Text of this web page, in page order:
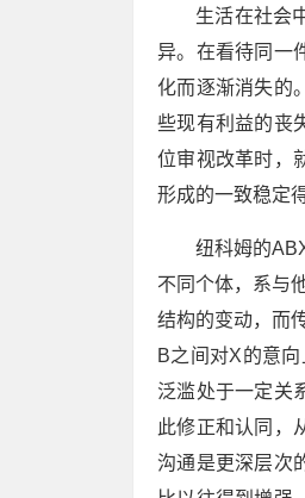
生活在社会
异。在看待同一
化而逐渐消失的
些现有利益的丧
位审视改革时，
形成的一致稳定
纽科姆的
不同个体，系与
结构的变动，而
B之间对X的意
泛滥处于一定关
此修正和认同，
沟通是更深层次